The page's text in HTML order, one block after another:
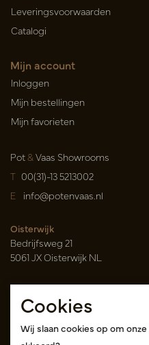
Leveringsvoorwaarden
Catalogi
Mijn account
Inloggen
Mijn bestellingen
Mijn favorieten
Pot&Vaas Showrooms
T 00(31)-13 5213002
E info@potenvaas.nl
Oisterwijk
Bedrijfsweg 21
5061 JX Oisterwijk NL
Openingstijden
Maandag t/m vrijdag 09.00-
(uitsluitend op afspraak)
Cookies
Wij slaan cookies op om